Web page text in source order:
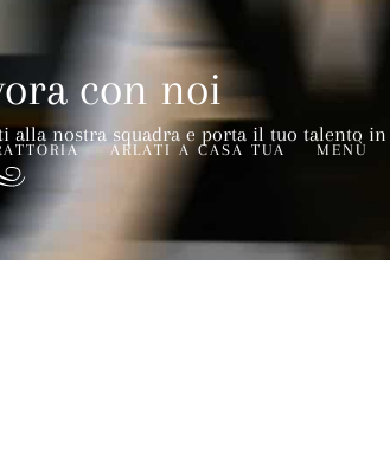
ARLATI A CASA TUA MENÙ
con noi
alla nostra squadra e porta il tuo talento in